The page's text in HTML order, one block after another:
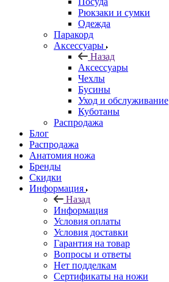
Рюкзаки и сумки
Одежда
Паракорд
Аксессуары
Назад
Аксессуары
Чехлы
Бусины
Уход и обслуживание
Куботаны
Распродажа
Блог
Распродажа
Анатомия ножа
Бренды
Скидки
Информация
Назад
Информация
Условия оплаты
Условия доставки
Гарантия на товар
Вопросы и ответы
Нет подделкам
Сертификаты на ножи